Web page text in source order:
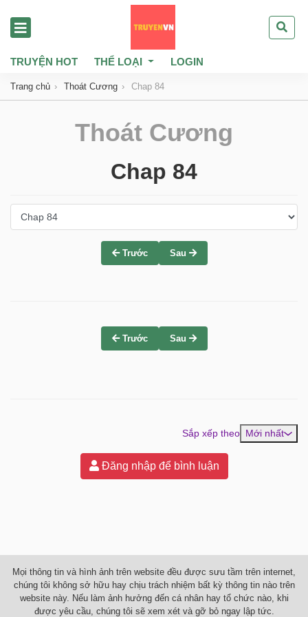
TRUYỆN HOT THỂ LOẠI LOGIN
Trang chủ Thoát Cương Chap 84
Thoát Cương
Chap 84
Trước Sau
Trước Sau
Sắp xếp theo Mới nhất
Đăng nhập để bình luận
Mọi thông tin và hình ảnh trên website đều được sưu tầm trên internet,
chúng tôi không sở hữu hay chịu trách nhiệm bất kỳ thông tin nào trên
website này. Nếu làm ảnh hưởng đến cá nhân hay tổ chức nào, khi
được yêu cầu, chúng tôi sẽ xem xét và gỡ bỏ ngay lập tức.